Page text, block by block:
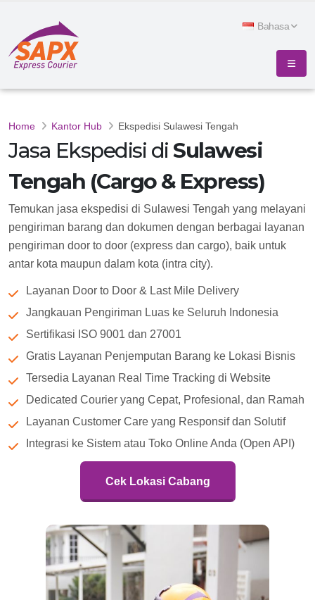
Bahasa
Home Kantor Hub Ekspedisi Sulawesi Tengah
Jasa Ekspedisi diSulawesi
Tengah (Cargo & Express)
Temukan jasa ekspedisi di Sulawesi Tengah yang melayani
pengiriman barang dan dokumen dengan berbagai layanan
pengiriman door to door (express dan cargo), baik untuk
antar kota maupun dalam kota (intra city).
Layanan Door to Door & Last Mile Delivery
Jangkauan Pengiriman Luas ke Seluruh Indonesia
Sertifikasi ISO 9001 dan 27001
Gratis Layanan Penjemputan Barang ke Lokasi Bisnis
Tersedia Layanan Real Time Tracking di Website
Dedicated Courier yang Cepat, Profesional, dan Ramah
Layanan Customer Care yang Responsif dan Solutif
Integrasi ke Sistem atau Toko Online Anda (Open API)
Cek Lokasi Cabang